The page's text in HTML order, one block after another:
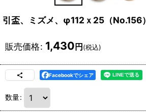
引盃、ミズメ、φ112ｘ25（No.156）
販売価格: 1,430円(税込)
Facebookでシェア
数量: